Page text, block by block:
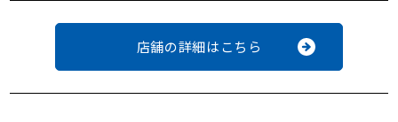
店舗の詳細はこちら